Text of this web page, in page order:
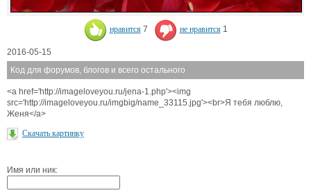
нравится 7 не нравится 1
2016-05-15
Код для форумов, блогов и всего остального
<a href='http://imageloveyou.ru/jena-1.php'><img
src='http://imageloveyou.ru/imgbig/name_33115.jpg'><br>Я тебя люблю,
Женя</a>
Скачать картинку
Имя или ник: